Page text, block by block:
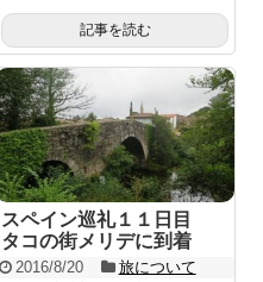
記事を読む
スペイン巡礼１１日目
タコの街メリデに到着
2016/8/20 旅について